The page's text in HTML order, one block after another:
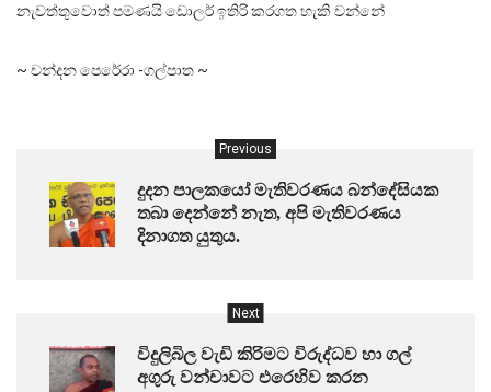
නැවත්තුවොත් පමණයි ඩොලර් ඉතිරි කරගත හැකි වන්නේ
~ චන්දන පෙරේරා -ගල්පාත ~
Previous
දුදන පාලකයෝ මැතිවරණය බන්දේසියක
තබා දෙන්නේ නැත, අපි මැතිවරණය
දිනාගත යුතුය.
Next
විදුලිබිල වැඩි කිරිමට විරුද්ධව හා ගල්
අගුරු වන්චාවට එරෙහිව කරන